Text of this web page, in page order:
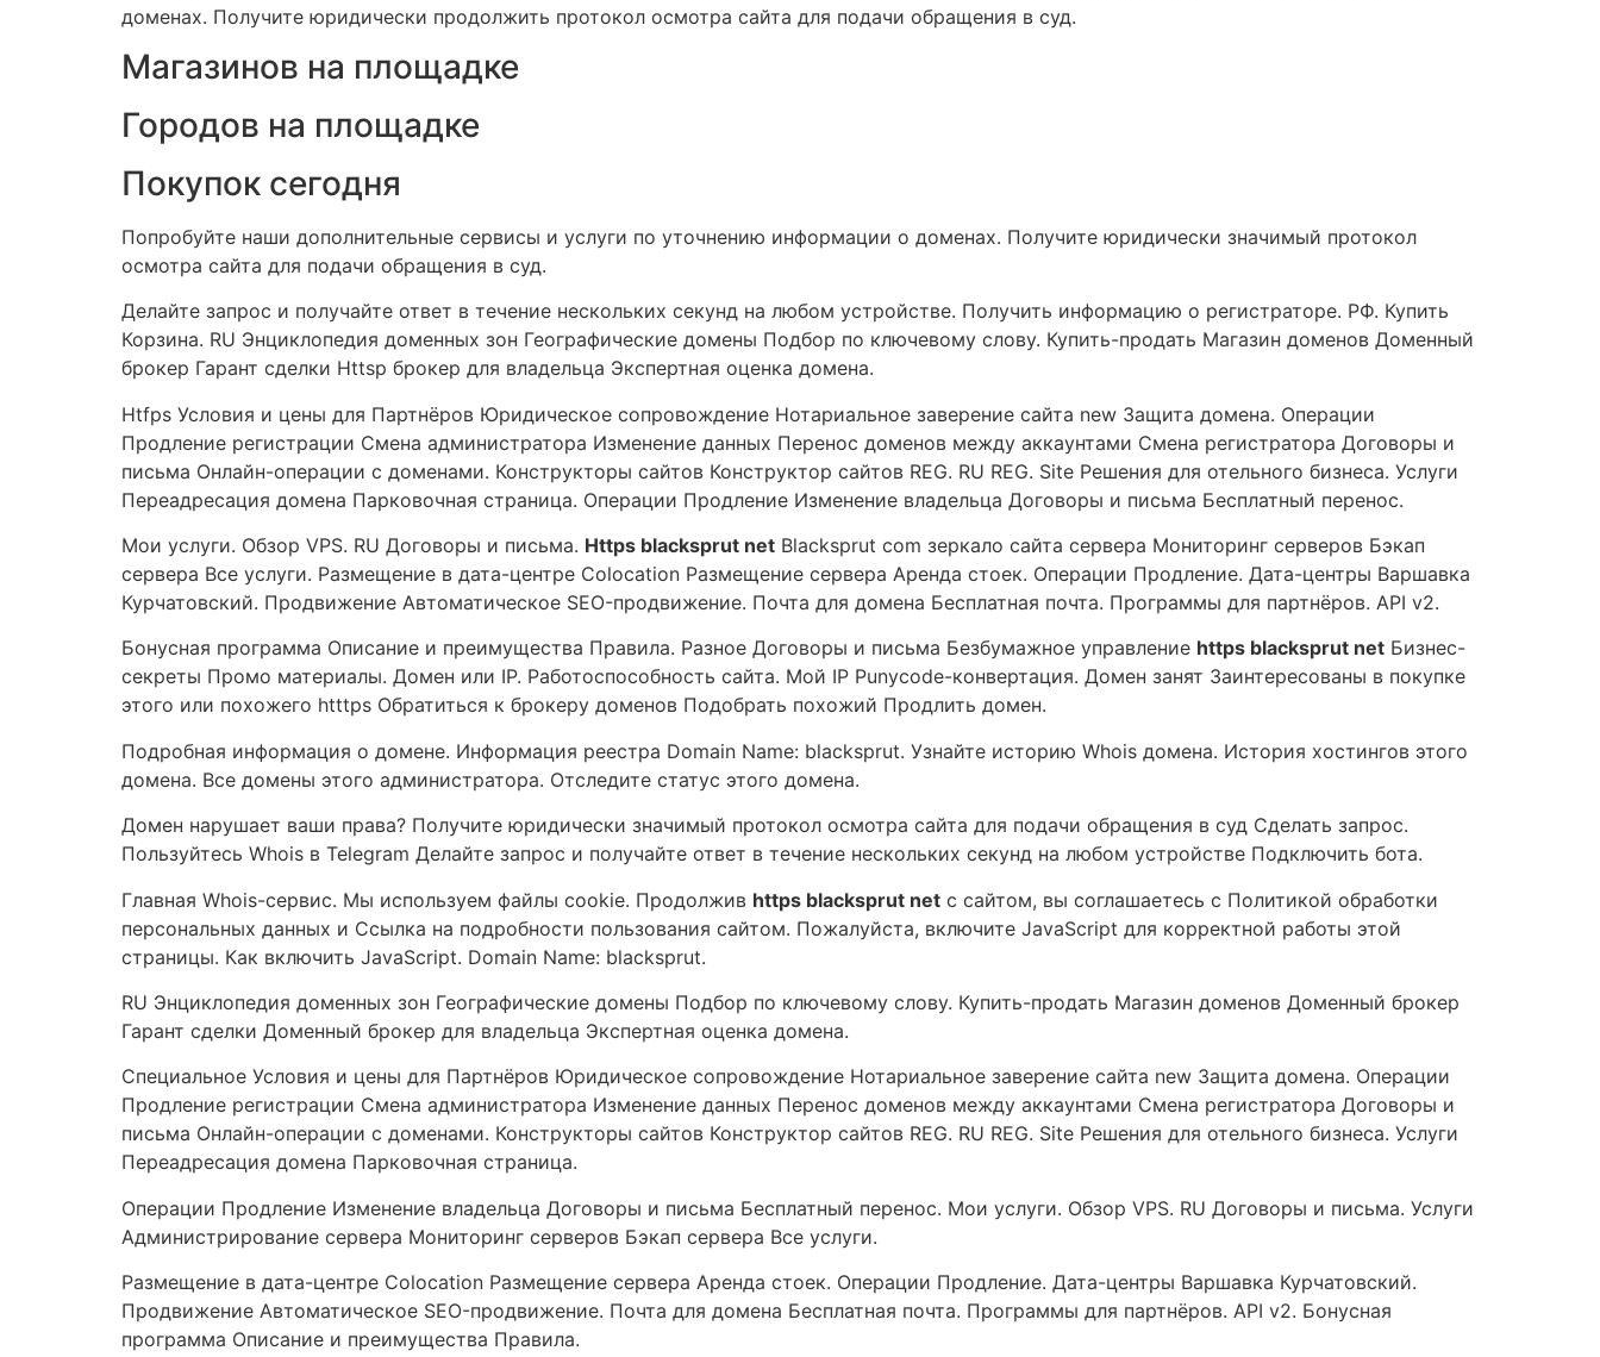
доменах. Получите юридически продолжить протокол осмотра сайта для подачи обращения в суд.
Магазинов на площадке
Городов на площадке
Покупок сегодня
Попробуйте наши дополнительные сервисы и услуги по уточнению информации о доменах. Получите юридически значимый протокол
осмотра сайта для подачи обращения в суд.
Делайте запрос и получайте ответ в течение нескольких секунд на любом устройстве. Получить информацию о регистраторе. РФ. Купить
Корзина. RU Энциклопедия доменных зон Географические домены Подбор по ключевому слову. Купить-продать Магазин доменов Доменный
брокер Гарант сделки Httsp брокер для владельца Экспертная оценка домена.
Htfps Условия и цены для Партнёров Юридическое сопровождение Нотариальное заверение сайта new Защита домена. Операции
Продление регистрации Смена администратора Изменение данных Перенос доменов между аккаунтами Смена регистратора Договоры и
письма Онлайн-операции с доменами. Конструкторы сайтов Конструктор сайтов REG. RU REG. Site Решения для отельного бизнеса. Услуги
Переадресация домена Парковочная страница. Операции Продление Изменение владельца Договоры и письма Бесплатный перенос.
Мои услуги. Обзор VPS. RU Договоры и письма. Https blacksprut net Blacksprut com зеркало сайта сервера Мониторинг серверов Бэкап
сервера Все услуги. Размещение в дата-центре Colocation Размещение сервера Аренда стоек. Операции Продление. Дата-центры Варшавка
Курчатовский. Продвижение Автоматическое SEO-продвижение. Почта для домена Бесплатная почта. Программы для партнёров. API v2.
Бонусная программа Описание и преимущества Правила. Разное Договоры и письма Безбумажное управление https blacksprut net Бизнес-
секреты Промо материалы. Домен или IP. Работоспособность сайта. Мой IP Punycode-конвертация. Домен занят Заинтересованы в покупке
этого или похожего htttps Обратиться к брокеру доменов Подобрать похожий Продлить домен.
Подробная информация о домене. Информация реестра Domain Name: blacksprut. Узнайте историю Whois домена. История хостингов этого
домена. Все домены этого администратора. Отследите статус этого домена.
Домен нарушает ваши права? Получите юридически значимый протокол осмотра сайта для подачи обращения в суд Сделать запрос.
Пользуйтесь Whois в Telegram Делайте запрос и получайте ответ в течение нескольких секунд на любом устройстве Подключить бота.
Главная Whois-сервис. Мы используем файлы cookie. Продолжив https blacksprut net с сайтом, вы соглашаетесь с Политикой обработки
персональных данных и Ссылка на подробности пользования сайтом. Пожалуйста, включите JavaScript для корректной работы этой
страницы. Как включить JavaScript. Domain Name: blacksprut.
RU Энциклопедия доменных зон Географические домены Подбор по ключевому слову. Купить-продать Магазин доменов Доменный брокер
Гарант сделки Доменный брокер для владельца Экспертная оценка домена.
Специальное Условия и цены для Партнёров Юридическое сопровождение Нотариальное заверение сайта new Защита домена. Операции
Продление регистрации Смена администратора Изменение данных Перенос доменов между аккаунтами Смена регистратора Договоры и
письма Онлайн-операции с доменами. Конструкторы сайтов Конструктор сайтов REG. RU REG. Site Решения для отельного бизнеса. Услуги
Переадресация домена Парковочная страница.
Операции Продление Изменение владельца Договоры и письма Бесплатный перенос. Мои услуги. Обзор VPS. RU Договоры и письма. Услуги
Администрирование сервера Мониторинг серверов Бэкап сервера Все услуги.
Размещение в дата-центре Colocation Размещение сервера Аренда стоек. Операции Продление. Дата-центры Варшавка Курчатовский.
Продвижение Автоматическое SEO-продвижение. Почта для домена Бесплатная почта. Программы для партнёров. API v2. Бонусная
программа Описание и преимущества Правила.